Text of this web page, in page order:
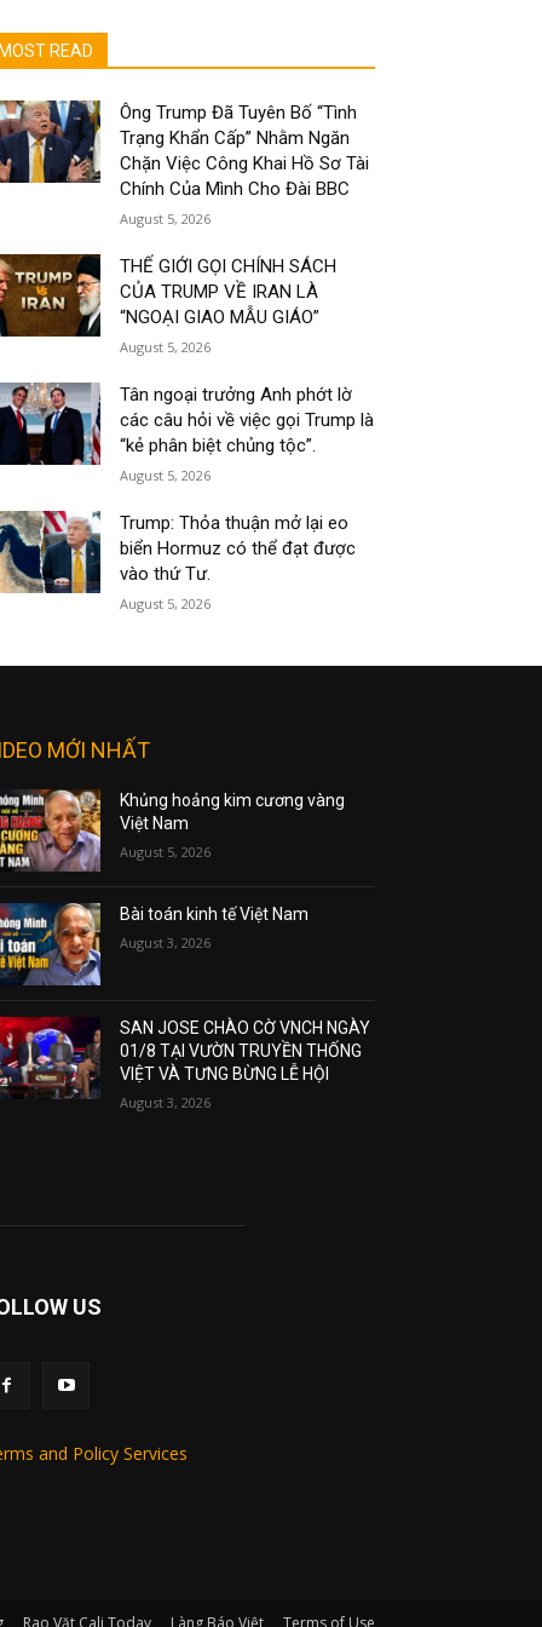
MOST READ
Ông Trump Đã Tuyên Bố “Tình
Trạng Khẩn Cấp” Nhằm Ngăn
Chặn Việc Công Khai Hồ Sơ Tài
Chính Của Mình Cho Đài BBC
August 5, 2026
THẾ GIỚI GỌI CHÍNH SÁCH
CỦA TRUMP VỀ IRAN LÀ
“NGOẠI GIAO MẪU GIÁO”
August 5, 2026
Tân ngoại trưởng Anh phớt lờ
các câu hỏi về việc gọi Trump là
“kẻ phân biệt chủng tộc”.
August 5, 2026
Trump: Thỏa thuận mở lại eo
biển Hormuz có thể đạt được
vào thứ Tư.
August 5, 2026
MỚI NHẤT
Khủng hoảng kim cương vàng
Việt Nam
August 5, 2026
Bài toán kinh tế Việt Nam
August 3, 2026
SAN JOSE CHÀO CỜ VNCH NGÀY
01/8 TẠI VƯỜN TRUYỀN THỐNG
VIỆT VÀ TƯNG BỪNG LỄ HỘI
August 3, 2026
US
and Policy Services
Rao Vặt Cali Today Làng Báo Việt Terms of Use